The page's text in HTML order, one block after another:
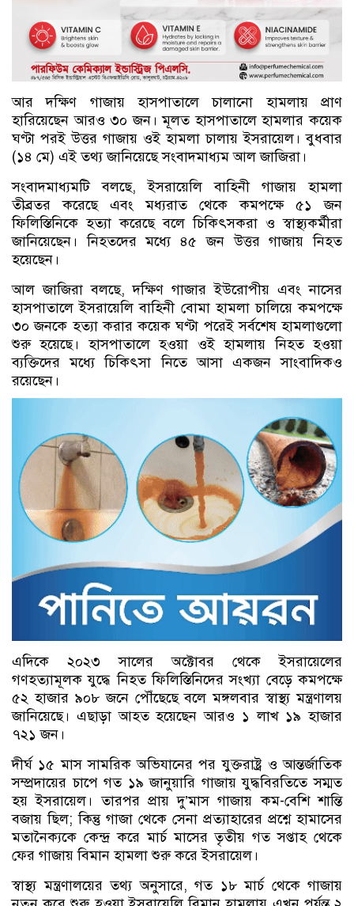
আর দক্ষিণ গাজায় হাসপাতালে চালানো হামলায় প্রাণ
হারিয়েছেন আরও ৩০ জন। মূলত হাসপাতালে হামলার কয়েক
ঘণ্টা পরই উত্তর গাজায় ওই হামলা চালায় ইসরায়েল। বুধবার
(১৪ মে) এই তথ্য জানিয়েছে সংবাদমাধ্যম আল জাজিরা।
সংবাদমাধ্যমটি বলছে, ইসরায়েলি বাহিনী গাজায় হামলা
তীব্রতর করেছে এবং মধ্যরাত থেকে কমপক্ষে ৫১ জন
ফিলিস্তিনিকে হত্যা করেছে বলে চিকিৎসকরা ও স্বাস্থ্যকর্মীরা
জানিয়েছেন। নিহতদের মধ্যে ৪৫ জন উত্তর গাজায় নিহত
হয়েছেন।
আল জাজিরা বলছে, দক্ষিণ গাজার ইউরোপীয় এবং নাসের
হাসপাতালে ইসরায়েলি বাহিনী বোমা হামলা চালিয়ে কমপক্ষে
৩০ জনকে হত্যা করার কয়েক ঘণ্টা পরেই সর্বশেষ হামলাগুলো
শুরু হয়েছে। হাসপাতালে হওয়া ওই হামলায় নিহত হওয়া
ব্যক্তিদের মধ্যে চিকিৎসা নিতে আসা একজন সাংবাদিকও
রয়েছেন।
এদিকে ২০২৩ সালের অক্টোবর থেকে ইসরায়েলের
গণহত্যামূলক যুদ্ধে নিহত ফিলিস্তিনিদের সংখ্যা বেড়ে কমপক্ষে
৫২ হাজার ৯০৮ জনে পৌঁছেছে বলে মঙ্গলবার স্বাস্থ্য মন্ত্রণালয়
জানিয়েছে। এছাড়া আহত হয়েছেন আরও ১ লাখ ১৯ হাজার
৭২১ জন।
দীর্ঘ ১৫ মাস সামরিক অভিযানের পর যুক্তরাষ্ট্র ও আন্তর্জাতিক
সম্প্রদায়ের চাপে গত ১৯ জানুয়ারি গাজায় যুদ্ধবিরতিতে সম্মত
হয় ইসরায়েল। তারপর প্রায় দু’মাস গাজায় কম-বেশি শান্তি
বজায় ছিল; কিন্তু গাজা থেকে সেনা প্রত্যাহারের প্রশ্নে হামাসের
মতানৈক্যকে কেন্দ্র করে মার্চ মাসের তৃতীয় গত সপ্তাহ থেকে
ফের গাজায় বিমান হামলা শুরু করে ইসরায়েল।
স্বাস্থ্য মন্ত্রণালয়ের তথ্য অনুসারে, গত ১৮ মার্চ থেকে গাজায়